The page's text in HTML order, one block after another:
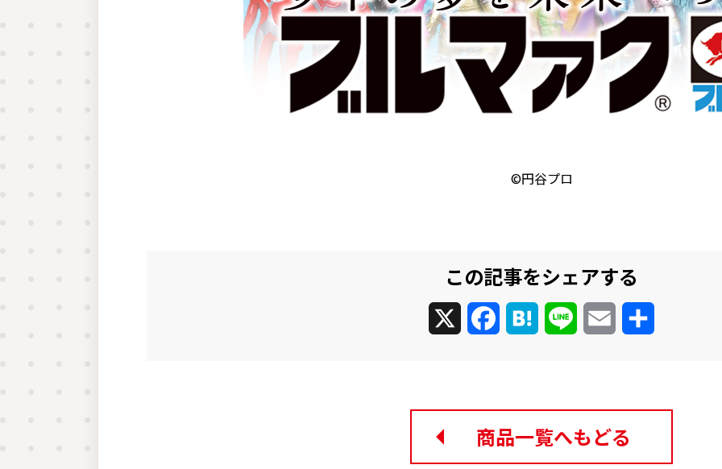
©円谷プロ
この記事をシェアする
FacebookHatena Line Email
商品一覧へもどる